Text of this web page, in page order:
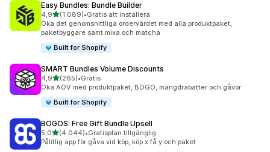
Easy Bundles: Bundle Builder
4,9av 5 stjärnor
(1 089)
1089 recensioner totalt
•Gratis att installera
Öka det genomsnittliga ordervärdet med alla produktpaket,
paketbyggare samt mixa och matcha
Built for Shopify
SMART Bundles Volume Discounts
4,9av 5 stjärnor
(265)
265 recensioner totalt
•Gratis
Öka AOV med produktpaket, BOGO, mängdrabatter och gåvor
Built for Shopify
BOGOS: Free Gift Bundle Upsell
5,0av 5 stjärnor
(4 044)
4044 recensioner totalt
•Gratisplan tillgänglig
Pålitlig app för gåva vid köp, köp x få y och paket